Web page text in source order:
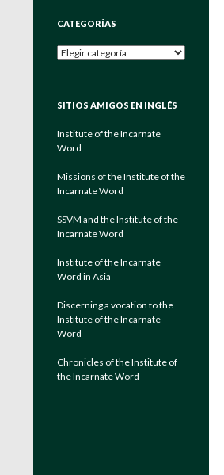
CATEGORÍAS
Categorías
SITIOS AMIGOS EN INGLÉS
Institute of the Incarnate
Word
Missions of the Institute of the
Incarnate Word
SSVM and the Institute of the
Incarnate Word
Institute of the Incarnate
Word in Asia
Discerning a vocation to the
Institute of the Incarnate
Word
Chronicles of the Institute of
the Incarnate Word